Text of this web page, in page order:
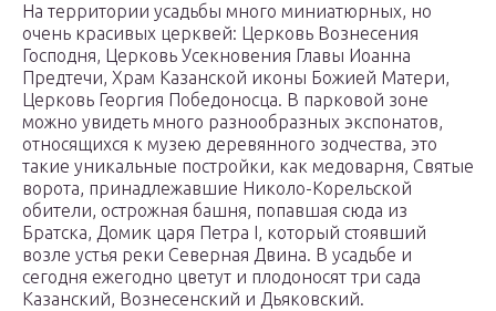
На территории усадьбы много миниатюрных, но
очень красивых церквей: Церковь Вознесения
Господня, Церковь Усекновения Главы Иоанна
Предтечи, Храм Казанской иконы Божией Матери,
Церковь Георгия Победоносца. В парковой зоне
можно увидеть много разнообразных экспонатов,
относящихся к музею деревянного зодчества, это
такие уникальные постройки, как медоварня, Святые
ворота, принадлежавшие Николо-Корельской
обители, острожная башня, попавшая сюда из
Братска, Домик царя Петра I, который стоявший
возле устья реки Северная Двина. В усадьбе и
сегодня ежегодно цветут и плодоносят три сада
Казанский, Вознесенский и Дьяковский.